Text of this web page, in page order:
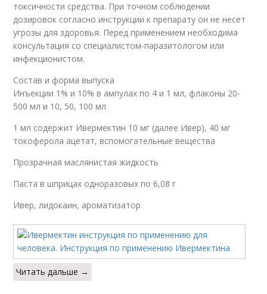
токсичности средства. При точном соблюдении
дозировок согласно инструкции к препарату он не несет
угрозы для здоровья. Перед применением необходима
консультация со специалистом-паразитологом или
инфекционистом.
Состав и форма выпуска
Инъекции 1% и 10% в ампулах по 4 и 1 мл, флаконы 20-
500 мл и 10, 50, 100 мл
1 мл содержит Ивермектин 10 мг (далее Ивер), 40 мг
токоферола ацетат, вспомогательные вещества
Прозрачная маслянистая жидкость
Паста в шприцах одноразовых по 6,08 г
Ивер, лидокаин, ароматизатор
Читать дальше →